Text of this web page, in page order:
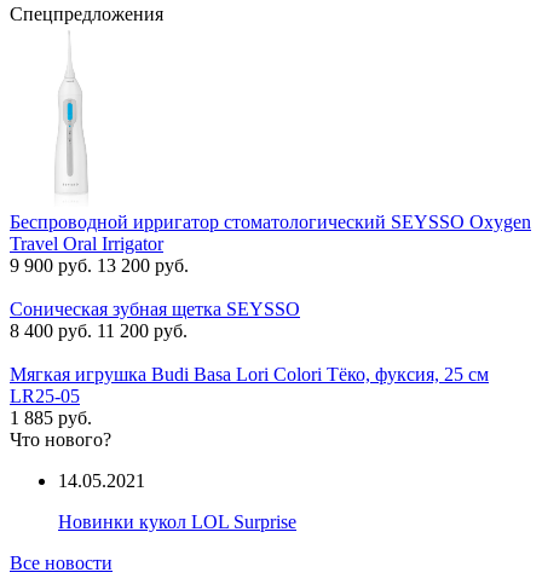
Спецпредложения
Беспроводной ирригатор стоматологический SEYSSO Oxygen
Travel Oral Irrigator
9 900 руб. 13 200 руб.
Соническая зубная щетка SEYSSO
8 400 руб. 11 200 руб.
Мягкая игрушка Budi Basa Lori Colori Тёко, фуксия, 25 см
LR25-05
1 885 руб.
Что нового?
14.05.2021
Новинки кукол LOL Surprise
Все новости